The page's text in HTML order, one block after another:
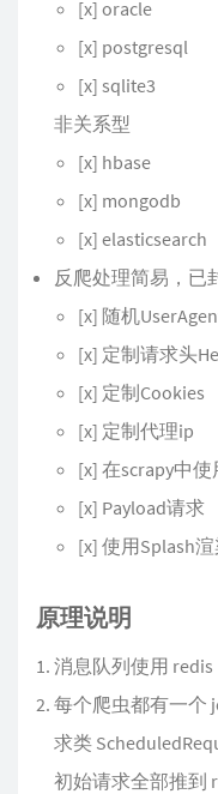
[x] oracle
[x] postgresql
[x] sqlite3
非关系型
[x] hbase
[x] mongodb
[x] elasticsearch
反爬处理简易，已
[x] 随机
[x] 定制请求头
[x] 定制Cookies
[x] 定制代理ip
[x] 在scrapy中
[x] Payload请求
[x] 使用Splash渲
原理说明
消息队列使用
每个爬虫都有一个
求类
初始请求全部推到